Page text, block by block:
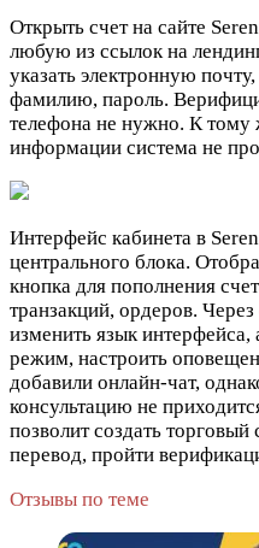
Открыть счет на сайте
любую из ссылок на
указать электронную
фамилию, пароль.
телефона не нужно. К тому
информации система не
Интерфейс кабинета в
центрального блока.
кнопка для пополнения
транзакций, ордеров.
изменить язык
режим, настроить
добавили онлайн-чат,
консультацию не
позволит создать
перевод, пройти
Отзывы по теме